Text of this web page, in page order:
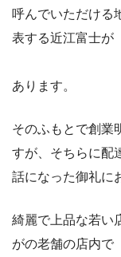
呼んでいただける
表する近江富士が
あります。
そのふもとで創業
すが、そちらに配
話になった御礼に
綺麗で上品な若い
がの老舗の店内で